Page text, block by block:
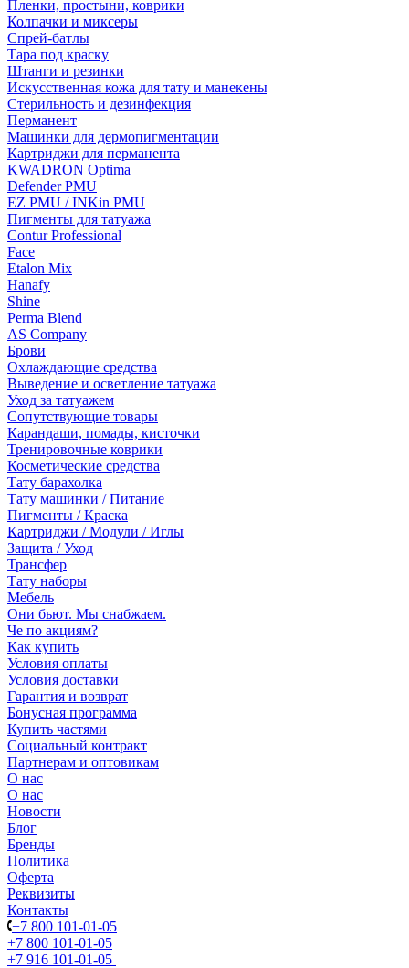
Пленки, простыни, коврики
Колпачки и миксеры
Спрей-батлы
Тара под краску
Штанги и резинки
Искусственная кожа для тату и манекены
Стерильность и дезинфекция
Перманент
Машинки для дермопигментации
Картриджи для перманента
KWADRON Optima
Defender PMU
EZ PMU / INKin PMU
Пигменты для татуажа
Contur Professional
Face
Etalon Mix
Hanafy
Shine
Perma Blend
AS Company
Брови
Охлаждающие средства
Выведение и осветление татуажа
Уход за татуажем
Сопутствующие товары
Карандаши, помады, кисточки
Тренировочные коврики
Косметические средства
Тату барахолка
Тату машинки / Питание
Пигменты / Краска
Картриджи / Модули / Иглы
Защита / Уход
Трансфер
Тату наборы
Мебель
Они бьют. Мы снабжаем.
Че по акциям?
Как купить
Условия оплаты
Условия доставки
Гарантия и возврат
Бонусная программа
Купить частями
Социальный контракт
Партнерам и оптовикам
О нас
О нас
Новости
Блог
Бренды
Политика
Оферта
Реквизиты
Контакты
+7 800 101-01-05
+7 800 101-01-05
+7 916 101-01-05